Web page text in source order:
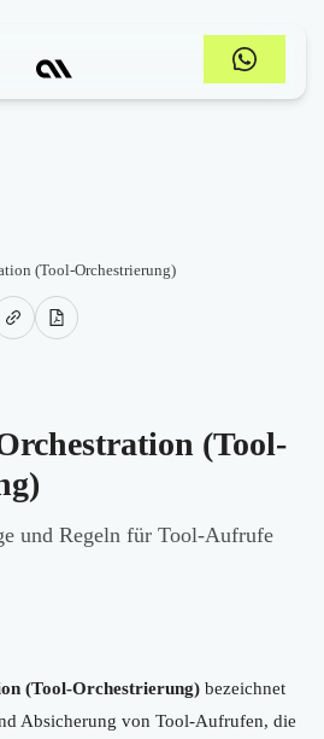
(Tool-Orchestrierung)
(Tool-
und Regeln für Tool-Aufrufe
(Tool-Orchestrierung) bezeichnet
Absicherung von Tool-Aufrufen, die